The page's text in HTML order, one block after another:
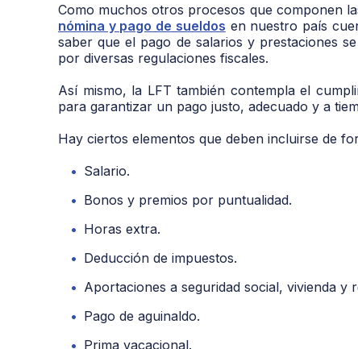
Como muchos otros procesos que componen
nómina y pago de sueldos en nuestro país
saber que el pago de salarios y prestaciones
por diversas regulaciones fiscales.
Así mismo, la LFT también contempla el
para garantizar un pago justo, adecuado y a
Hay ciertos elementos que deben incluirse de
Salario.
Bonos y premios por puntualidad.
Horas extra.
Deducción de impuestos.
Aportaciones a seguridad social, vivienda y
Pago de aguinaldo.
Prima vacacional.